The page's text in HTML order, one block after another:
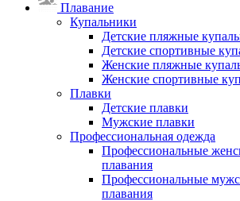
Плавание
Купальники
Детские пляжные
Детские спортивные
Женские пляжные
Женские спортивные
Плавки
Детские плавки
Мужские плавки
Профессиональная одежда
Профессиональные
плавания
Профессиональные
плавания